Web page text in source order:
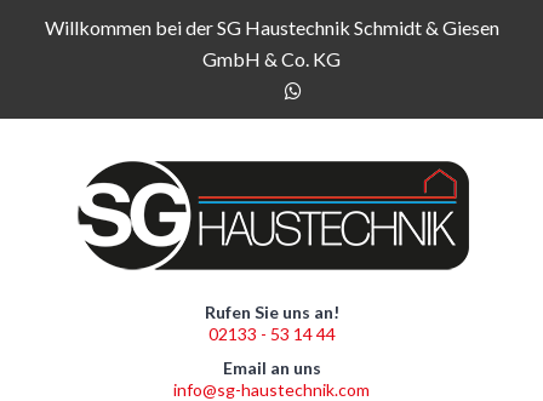
Willkommen bei der SG Haustechnik Schmidt & Giesen
GmbH & Co. KG
Rufen Sie uns an!
02133 - 53 14 44
Email an uns
info@sg-haustechnik.com